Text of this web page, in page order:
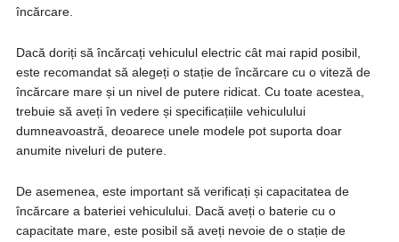
încărcare.
Dacă doriți să încărcați vehiculul electric cât mai rapid posibil,
este recomandat să alegeți o stație de încărcare cu o viteză de
încărcare mare și un nivel de putere ridicat. Cu toate acestea,
trebuie să aveți în vedere și specificațiile vehiculului
dumneavoastră, deoarece unele modele pot suporta doar
anumite niveluri de putere.
De asemenea, este important să verificați și capacitatea de
încărcare a bateriei vehiculului. Dacă aveți o baterie cu o
capacitate mare, este posibil să aveți nevoie de o stație de